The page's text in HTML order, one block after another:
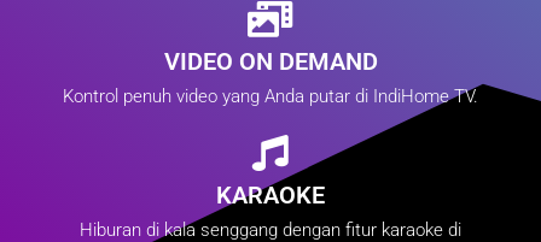
VIDEO ON DEMAND
Kontrol penuh video yang Anda putar di IndiHome TV.
KARAOKE
Hiburan di kala senggang dengan fitur karaoke di